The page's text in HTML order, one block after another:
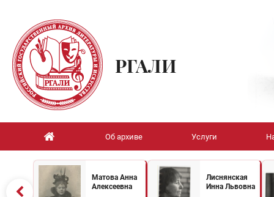
РГАЛИ
Об архиве Услуги
Матова Анна
Алексеевна
Лиснянская
Инна Львовна